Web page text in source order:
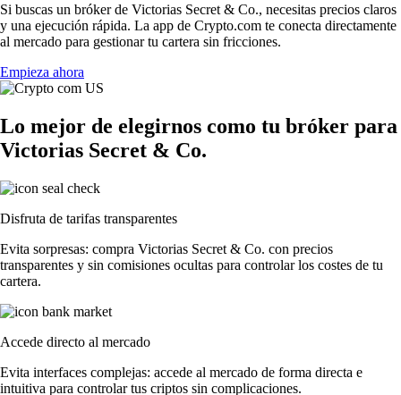
Si buscas un bróker de Victorias Secret & Co., necesitas precios claros
y una ejecución rápida. La app de Crypto.com te conecta directamente
al mercado para gestionar tu cartera sin fricciones.
Empieza ahora
Lo mejor de elegirnos como tu bróker para
Victorias Secret & Co.
Disfruta de tarifas transparentes
Evita sorpresas: compra Victorias Secret & Co. con precios
transparentes y sin comisiones ocultas para controlar los costes de tu
cartera.
Accede directo al mercado
Evita interfaces complejas: accede al mercado de forma directa e
intuitiva para controlar tus criptos sin complicaciones.